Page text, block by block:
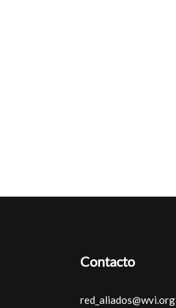
Contacto
red_aliados@wvi.org